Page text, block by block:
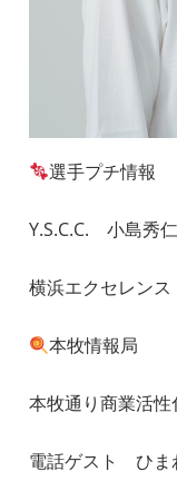
選手プチ情報
Y.S.C.C. 小島秀
横浜エクセレン
本牧情報局
本牧通り商業活性
電話ゲスト ひま